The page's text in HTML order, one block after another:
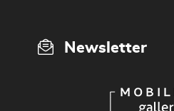
Newsletter